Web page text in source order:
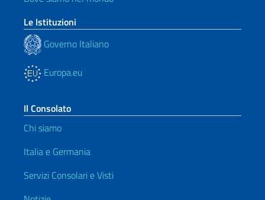
Le Istituzioni
Governo Italiano
Europa.eu
Il Consolato
Chi siamo
Italia e Germania
Servizi Consolari e Visti